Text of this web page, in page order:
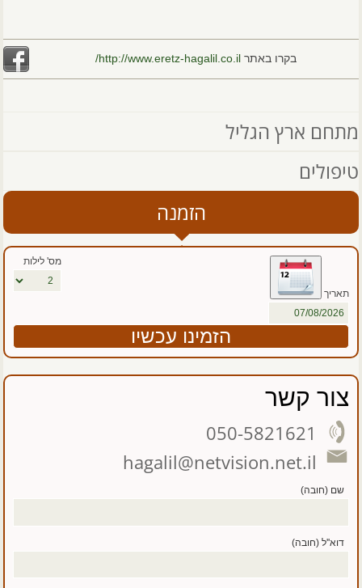
בקרו באתר http://www.eretz-hagalil.co.il/
מתחם ארץ הגליל
טיפולים
הזמנה
תאריך
מס' לילות
צור קשר
050-5821621
hagalil@netvision.net.il
שם (חובה)
דוא''ל (חובה)